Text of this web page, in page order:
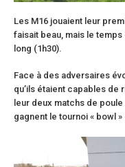
Les M16 jouaient leur
faisait beau, mais le
long (1h30).
Face à des adversaires
qu’ils étaient capables de
leur deux matchs de
gagnent le tournoi « bowl »